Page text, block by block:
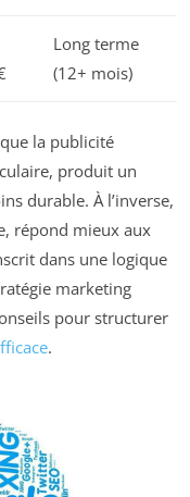
Long terme
(12+ mois)
la publicité
produit un
durable. À l’inverse,
répond mieux aux
dans une logique
marketing
pour structurer
.